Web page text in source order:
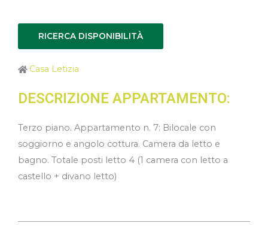
RICERCA DISPONIBILITÀ
Casa Letizia
DESCRIZIONE APPARTAMENTO:
Terzo piano. Appartamento n. 7: Bilocale con
soggiorno e angolo cottura. Camera da letto e
bagno. Totale posti letto 4 (1 camera con letto a
castello + divano letto)